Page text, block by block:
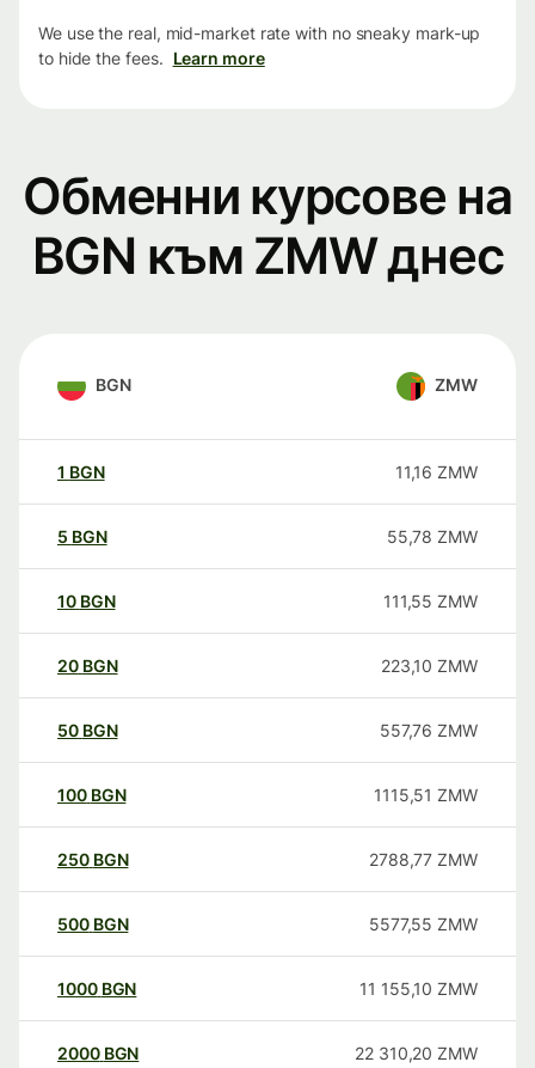
We use the real, mid-market rate with no sneaky mark-up
to hide the fees. Learn more
Обменни курсове на
BGN към ZMW днес
BGN ZMW
1 BGN 11,16 ZMW
5 BGN 55,78 ZMW
10 BGN 111,55 ZMW
20 BGN 223,10 ZMW
50 BGN 557,76 ZMW
100 BGN 1115,51 ZMW
250 BGN 2788,77 ZMW
500 BGN 5577,55 ZMW
1000 BGN 11 155,10 ZMW
2000 BGN 22 310,20 ZMW